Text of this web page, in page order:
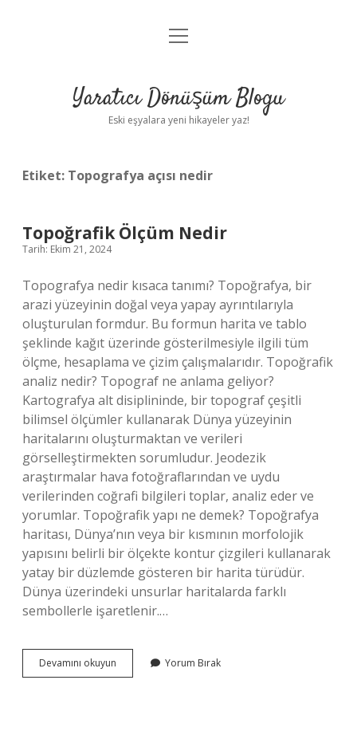
Anasayfa
Yasal Uyarı
menüyü
Yaratıcı Dönüşüm Blogu
Eski eşyalara yeni hikayeler yaz!
Etiket: Topografya açısı nedir
Topoğrafik Ölçüm Nedir
Tarih: Ekim 21, 2024
Topografya nedir kısaca tanımı? Topoğrafya, bir
arazi yüzeyinin doğal veya yapay ayrıntılarıyla
oluşturulan formdur. Bu formun harita ve tablo
şeklinde kağıt üzerinde gösterilmesiyle ilgili tüm
ölçme, hesaplama ve çizim çalışmalarıdır. Topoğrafik
analiz nedir? Topograf ne anlama geliyor?
Kartografya alt disiplininde, bir topograf çeşitli
bilimsel ölçümler kullanarak Dünya yüzeyinin
haritalarını oluşturmaktan ve verileri
görselleştirmekten sorumludur. Jeodezik
araştırmalar hava fotoğraflarından ve uydu
verilerinden coğrafi bilgileri toplar, analiz eder ve
yorumlar. Topoğrafik yapı ne demek? Topoğrafya
haritası, Dünya’nın veya bir kısmının morfolojik
yapısını belirli bir ölçekte kontur çizgileri kullanarak
yatay bir düzlemde gösteren bir harita türüdür.
Dünya üzerindeki unsurlar haritalarda farklı
sembollerle işaretlenir.…
Devamını okuyun Topoğrafik
Ölçüm
Yorum Bırak